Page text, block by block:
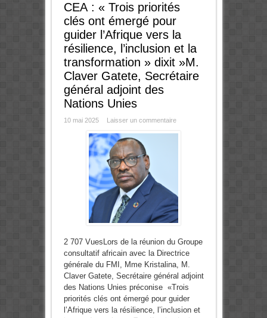
CEA : « Trois priorités
clés ont émergé pour
guider l’Afrique vers la
résilience, l’inclusion et la
transformation » dixit »M.
Claver Gatete, Secrétaire
général adjoint des
Nations Unies
10 mai 2025 Laisser un commentaire
2 707 VuesLors de la réunion du Groupe
consultatif africain avec la Directrice
générale du FMI, Mme Kristalina, M.
Claver Gatete, Secrétaire général adjoint
des Nations Unies préconise «Trois
priorités clés ont émergé pour guider
l’Afrique vers la résilience, l’inclusion et